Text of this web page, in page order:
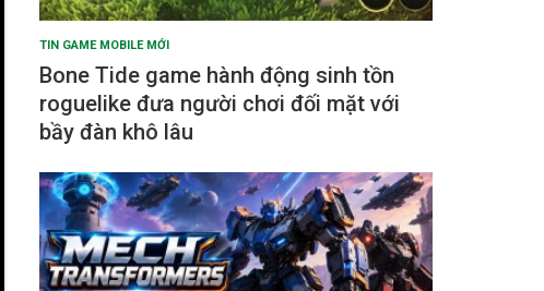
TIN GAME MOBILE MỚI
Bone Tide game hành động sinh tồn
roguelike đưa người chơi đối mặt với
bầy đàn khô lâu